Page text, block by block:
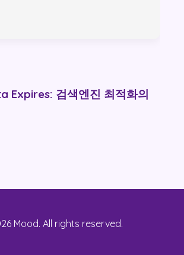
Expires: 검색엔진 최적화의
Mood. All rights reserved.